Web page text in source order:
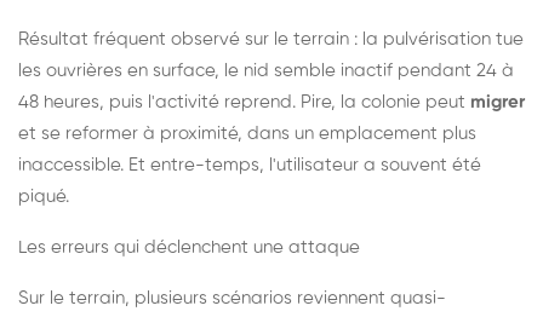
Résultat fréquent observé sur le terrain : la pulvérisation tue
les ouvrières en surface, le nid semble inactif pendant 24 à
48 heures, puis l'activité reprend. Pire, la colonie peut migrer
et se reformer à proximité, dans un emplacement plus
inaccessible. Et entre-temps, l'utilisateur a souvent été
piqué.
Les erreurs qui déclenchent une attaque
Sur le terrain, plusieurs scénarios reviennent quasi-